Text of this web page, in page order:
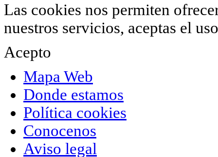
Las cookies nos permiten
nuestros servicios, aceptas el
Acepto
Mapa Web
Donde estamos
Política cookies
Conocenos
Aviso legal